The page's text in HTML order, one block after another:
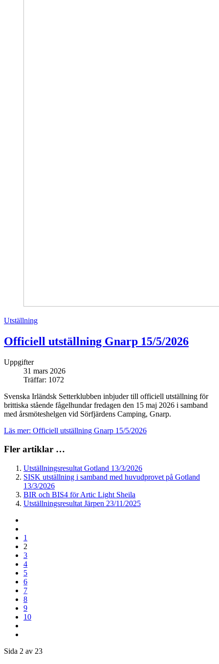
Utställning
Officiell utställning Gnarp 15/5/2026
Uppgifter
31 mars 2026
Träffar: 1072
Svenska Irländsk Setterklubben inbjuder till officiell utställning för
brittiska stående fågelhundar fredagen den 15 maj 2026 i samband
med årsmöteshelgen vid Sörfjärdens Camping, Gnarp.
Läs mer: Officiell utställning Gnarp 15/5/2026
Fler artiklar …
Utställningsresultat Gotland 13/3/2026
SISK utställning i samband med huvudprovet på Gotland
13/3/2026
BIR och BIS4 för Artic Light Sheila
Utställningsresultat Järpen 23/11/2025
1
2
3
4
5
6
7
8
9
10
Sida 2 av 23